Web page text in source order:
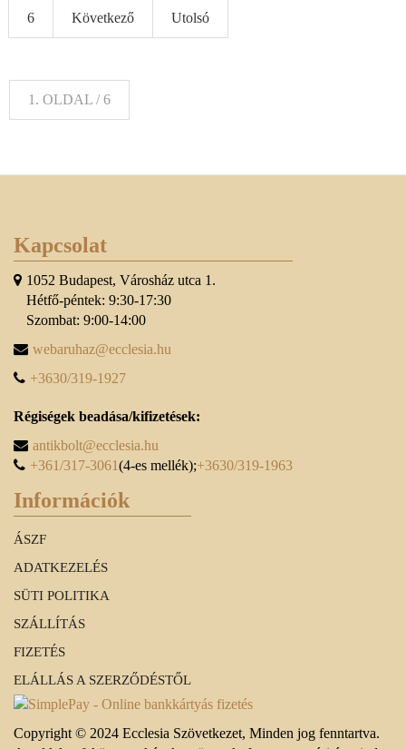
6 Következő Utolsó
1. OLDAL / 6
Kapcsolat
1052 Budapest, Városház utca 1.
Hétfő-péntek: 9:30-17:30
Szombat: 9:00-14:00
webaruhaz@ecclesia.hu
+3630/319-1927
Régiségek beadása/kifizetések:
antikbolt@ecclesia.hu
+361/317-3061(4-es mellék);+3630/319-1963
Információk
ÁSZF
ADATKEZELÉS
SÜTI POLITIKA
SZÁLLÍTÁS
FIZETÉS
ELÁLLÁS A SZERZŐDÉSTŐL
Copyright © 2024 Ecclesia Szövetkezet, Minden jog fenntartva.